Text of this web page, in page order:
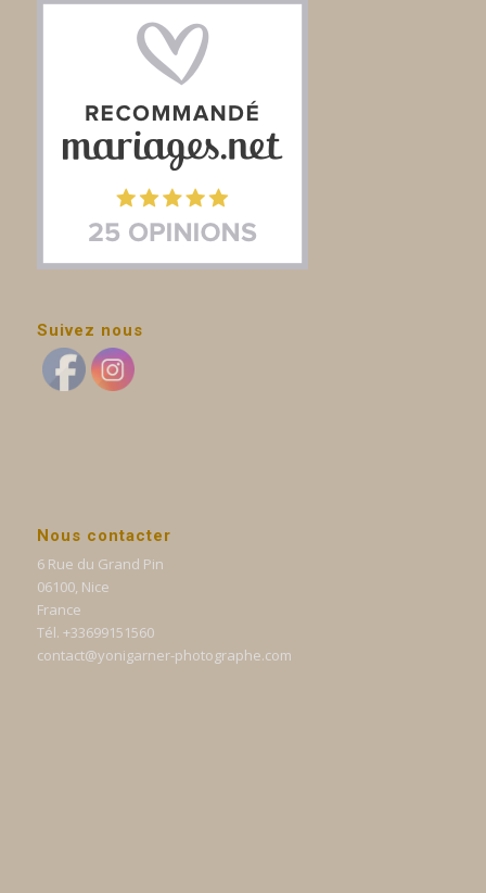
Suivez nous
Nous contacter
6 Rue du Grand Pin
06100, Nice
France
Tél. +33699151560
contact@yonigarner-photographe.com